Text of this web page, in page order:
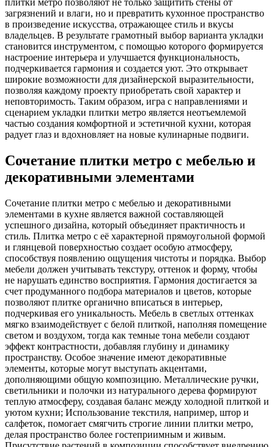
плитки метро позволяют не только защитить стены от
загрязнений и влаги, но и превратить кухонное пространство
в произведение искусства, отражающее стиль и вкусы
владельцев. В результате грамотный выбор варианта укладки
становится инструментом, с помощью которого формируется
настроение интерьера и улучшается функциональность,
подчеркивается гармония и создается уют. Это открывает
широкие возможности для дизайнерской выразительности,
позволяя каждому проекту приобретать свой характер и
неповторимость. Таким образом, игра с направлениями и
сценарием укладки плитки метро является неотъемлемой
частью создания комфортной и эстетичной кухни, которая
радует глаз и вдохновляет на новые кулинарные подвиги.
Сочетание плитки метро с мебелью и
декоративными элементами
Сочетание плитки метро с мебелью и декоративными
элементами в кухне является важной составляющей
успешного дизайна, который объединяет практичность и
стиль. Плитка метро с её характерной прямоугольной формой
и глянцевой поверхностью создает особую атмосферу,
способствуя появлению ощущения чистоты и порядка. Выбор
мебели должен учитывать текстуру, оттенок и форму, чтобы
не нарушать единство восприятия. Гармония достигается за
счет продуманного подбора материалов и цветов, которые
позволяют плитке органично вписаться в интерьер,
подчеркивая его уникальность. Мебель в светлых оттенках
мягко взаимодействует с белой плиткой, наполняя помещение
светом и воздухом, тогда как темные тона мебели создают
эффект контрастности, добавляя глубину и динамику
пространству. Особое значение имеют декоративные
элементы, которые могут выступать акцентами,
дополняющими общую композицию. Металлические ручки,
светильники и полочки из натурального дерева формируют
теплую атмосферу, создавая баланс между холодной плиткой и
уютом кухни; Использование текстиля, например, штор и
салфеток, помогает смягчить строгие линии плитки метро,
делая пространство более гостеприимным и живым.